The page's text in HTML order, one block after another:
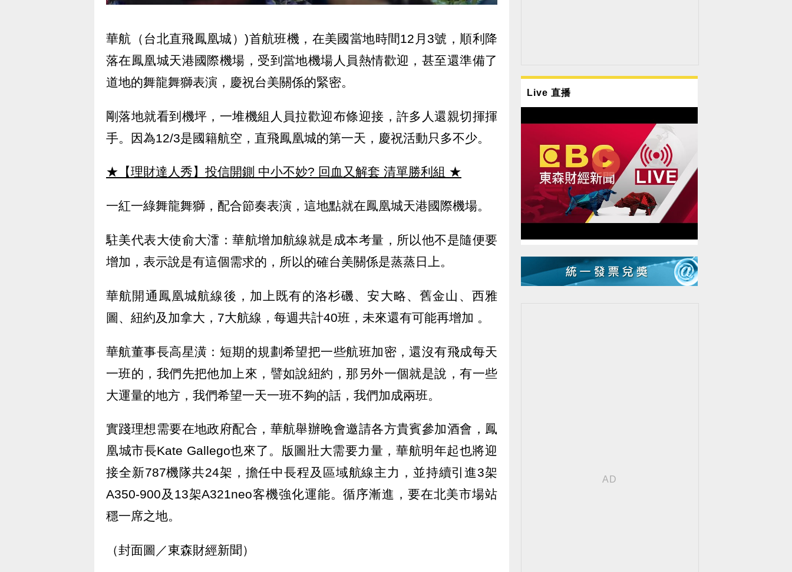
華航（台北直飛鳳凰城）)首航班機，在美國當地時間12月3號，順利降
落在鳳凰城天港國際機場，受到當地機場人員熱情歡迎，甚至還準備了
道地的舞龍舞獅表演，慶祝台美關係的緊密。
剛落地就看到機坪，一堆機組人員拉歡迎布條迎接，許多人還親切揮揮
手。因為12/3是國籍航空，直飛鳳凰城的第一天，慶祝活動只多不少。
★【理財達人秀】投信開鍘 中小不妙? 回血又解套 清單勝利組 ★
一紅一綠舞龍舞獅，配合節奏表演，這地點就在鳳凰城天港國際機場。
駐美代表大使俞大㵢：華航增加航線就是成本考量，所以他不是隨便要
增加，表示說是有這個需求的，所以的確台美關係是蒸蒸日上。
華航開通鳳凰城航線後，加上既有的洛杉磯、安大略、舊金山、西雅
圖、紐約及加拿大，7大航線，每週共計40班，未來還有可能再增加 。
華航董事長高星潢：短期的規劃希望把一些航班加密，還沒有飛成每天
一班的，我們先把他加上來，譬如說紐約，那另外一個就是說，有一些
大運量的地方，我們希望一天一班不夠的話，我們加成兩班。
實踐理想需要在地政府配合，華航舉辦晚會邀請各方貴賓參加酒會，鳳
凰城市長Kate Gallego也來了。版圖壯大需要力量，華航明年起也將迎
接全新787機隊共24架，擔任中長程及區域航線主力，並持續引進3架
A350-900及13架A321neo客機強化運能。循序漸進，要在北美市場站
穩一席之地。
（封面圖／東森財經新聞）
Live 直播